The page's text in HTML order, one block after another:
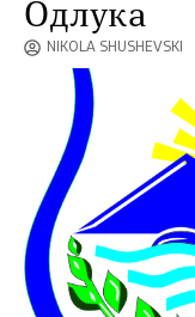
Одлука
NIKOLA SHUSHEVSKI